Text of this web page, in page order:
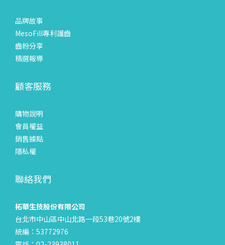
品牌故事
MesoFill專利護齒
齒粉分享
精選報導
顧客服務
購物說明
會員權益
銷售據點
隱私權
聯絡我們
拓華生技股份有限公司
台北市中山區中山北路一段53巷20號2樓
統編：53772976